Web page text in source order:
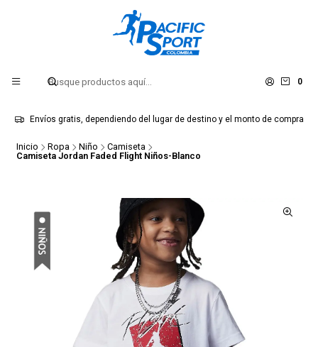
0
Envíos gratis, dependiendo del lugar de destino y el monto de compra
Inicio Ropa Niño
Camiseta
Camiseta Jordan Faded Flight Niños-Blanco